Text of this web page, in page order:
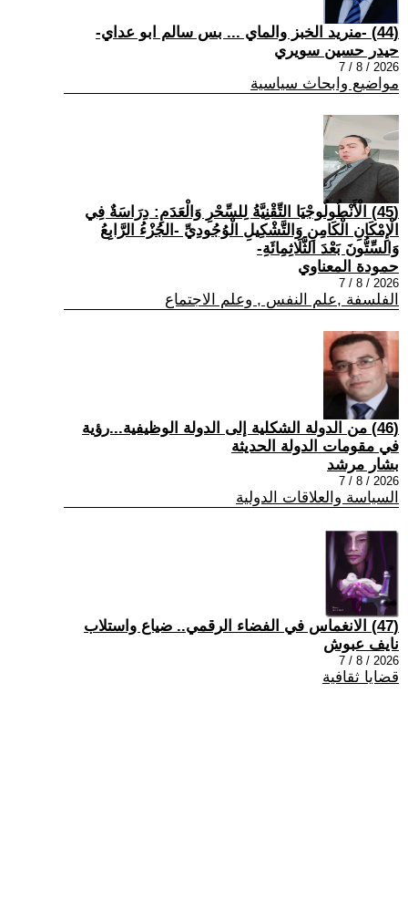
(44) -منريد الخبز والماي ... بس سالم ابو عداي-
حيدر حسين سويري
2026 / 8 / 7
مواضيع وابحاث سياسية
(45) الْأَنْطُولُوجْيَا التِّقْنِيَّةُ لِلسِّحْرِ وَالْعَدَمِ: دِرَاسَةٌ فِي
الْإِمْكَانِ الْكَامِنِ وَالتَّشْكِيلِ الْوُجُودِيِّ -الجُزْءُ الرَّابِعُ
وَالسِّتُّونَ بَعْدَ الثَّلَاثِمِائَةِ-
حمودة المعناوي
2026 / 8 / 7
الفلسفة ,علم النفس , وعلم الاجتماع
(46) من الدولة الشكلية إلى الدولة الوظيفية...رؤية
في مقومات الدولة الحديثة
بشار مرشد
2026 / 8 / 7
السياسة والعلاقات الدولية
(47) الانغماس في الفضاء الرقمي.. ضياع واستلاب
نايف عبوش
2026 / 8 / 7
قضايا ثقافية